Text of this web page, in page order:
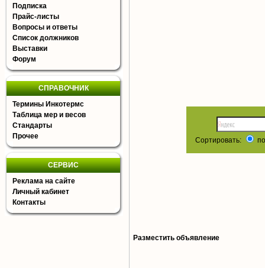
Подписка
Прайс-листы
Вопросы и ответы
Список должников
Выставки
Форум
СПРАВОЧНИК
Термины Инкотермс
Таблица мер и весов
Стандарты
Прочее
СЕРВИС
Реклама на сайте
Личный кабинет
Контакты
Сортировать:
Разместить объявление